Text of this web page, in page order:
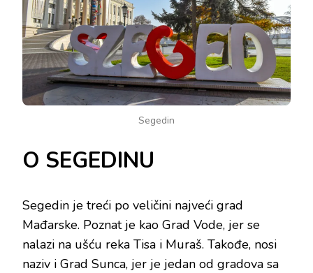
Segedin
O SEGEDINU
Segedin je treći po veličini najveći grad
Mađarske. Poznat je kao Grad Vode, jer se
nalazi na ušću reka Tisa i Muraš. Takođe, nosi
naziv i Grad Sunca, jer je jedan od gradova sa